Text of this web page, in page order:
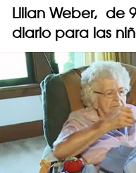
Lilian Weber, de
diario para las